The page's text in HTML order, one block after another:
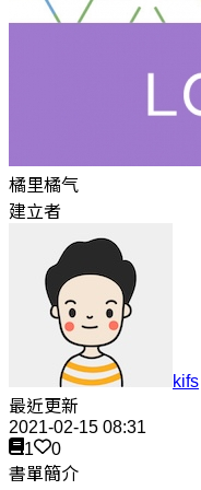
橘里橘气
建立者
kifs
最近更新
2021-02-15 08:31
1
0
書單簡介